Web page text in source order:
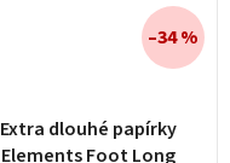
Extra dlouhé papírky
Elements Foot Long
–34 %